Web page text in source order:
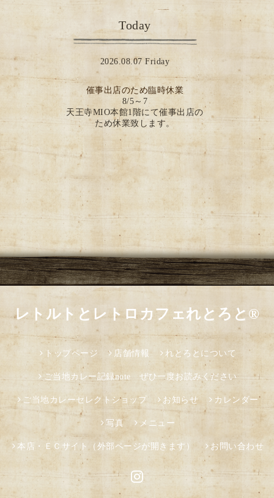
Today
2026.08.07 Friday
催事出店のため臨時休業
8/5～7
天王寺MIO本館1階にて催事出店の
ため休業致します。
レトルトとレトロカフェれとろと®
トップページ 店舗情報 れとろとについて
ご当地カレー記録note ぜひ一度お読みください
ご当地カレーセレクトショップ お知らせ カレンダー
写真 メニュー
本店・ＥＣサイト（外部ページが開きます） お問い合わせ